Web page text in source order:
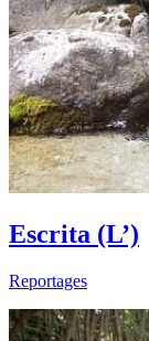
Escrita (L’)
Reportages